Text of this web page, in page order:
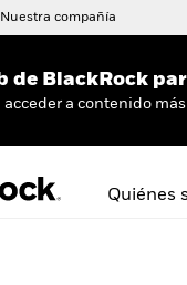
Nuestra compañía
de BlackRock
a contenido
Quiénes